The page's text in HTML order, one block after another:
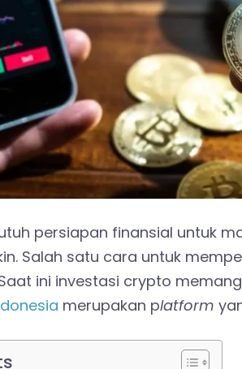
persiapan finansial untuk
Salah satu cara untuk
ini investasi crypto
merupakan platform